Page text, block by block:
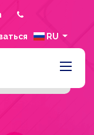
RU